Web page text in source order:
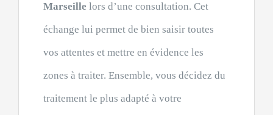
Marseille lors d’une consultation. Cet
échange lui permet de bien saisir toutes
vos attentes et mettre en évidence les
zones à traiter. Ensemble, vous décidez du
traitement le plus adapté à votre